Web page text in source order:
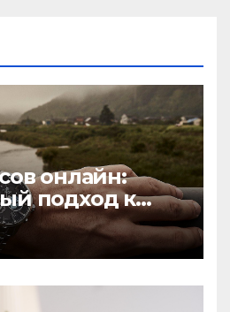
онлайн:
подход к